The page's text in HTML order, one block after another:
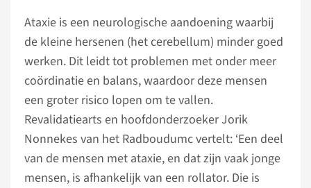
Ataxie is een neurologische aandoening waarbij
de kleine hersenen (het cerebellum) minder goed
werken. Dit leidt tot problemen met onder meer
coördinatie en balans, waardoor deze mensen
een groter risico lopen om te vallen.
Revalidatiearts en hoofdonderzoeker Jorik
Nonnekes van het Radboudumc vertelt: ‘Een deel
van de mensen met ataxie, en dat zijn vaak jonge
mensen, is afhankelijk van een rollator. Die is